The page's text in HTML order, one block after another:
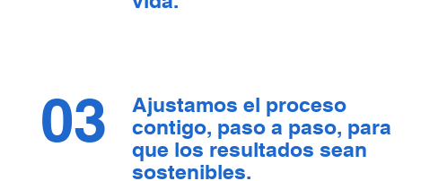
03
Ajustamos el proceso
contigo, paso a paso, para
que los resultados sean
sostenibles.